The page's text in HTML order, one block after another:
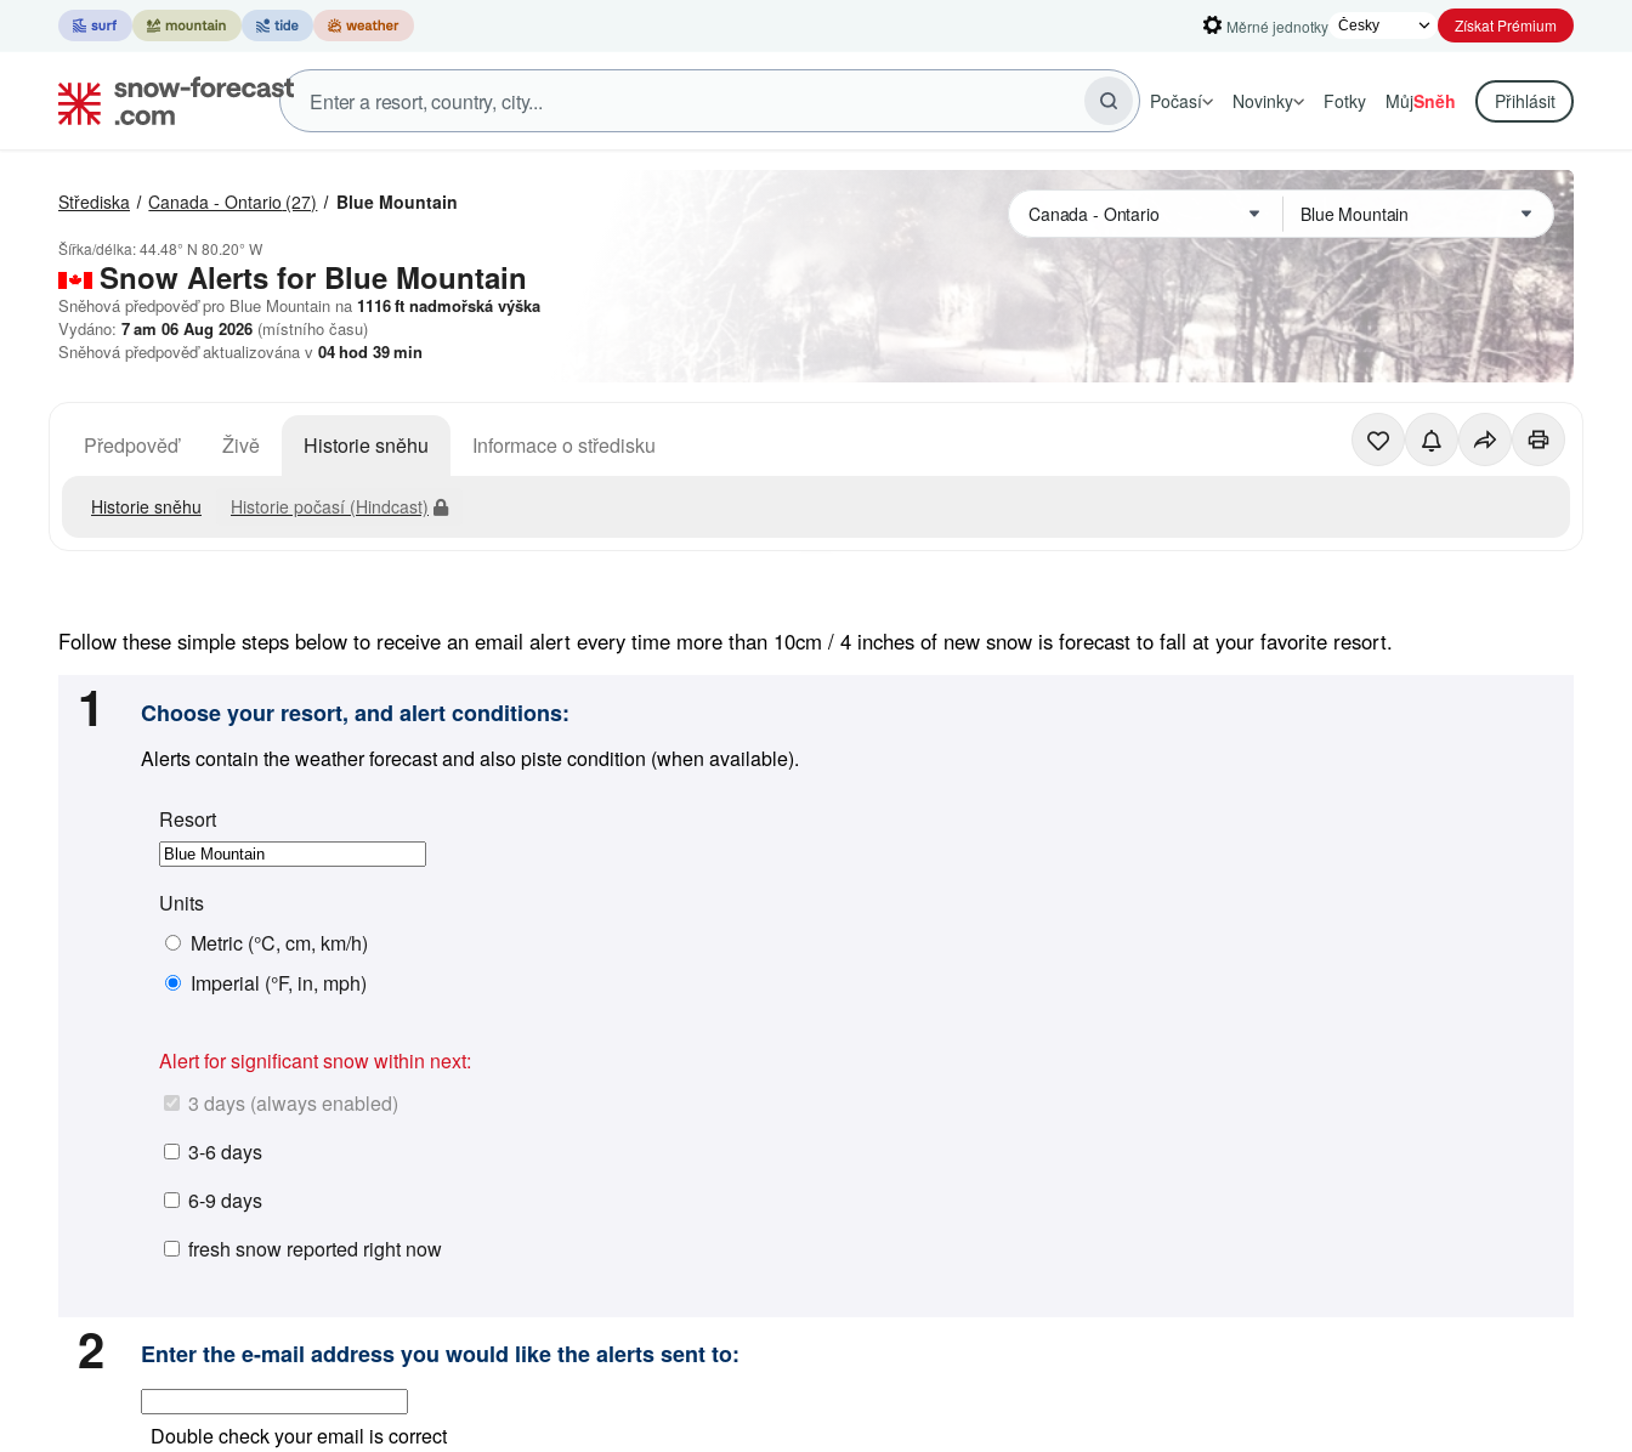
Měrné jednotky Získat Prémium
Počasí Novinky Fotky MůjSněh Přihlásit
Střediska Canada - Ontario (27) Blue Mountain
Šířka/délka:44.48° N 80.20° W
Snow Alerts for Blue Mountain
Sněhová předpověď pro Blue Mountain na 1116ft nadmořská výška
Vydáno: 7 am 06 Aug 2026 (místního času)
Sněhová předpověď aktualizována v 04hod 39min
Předpověď Živě Historie sněhu Informace o středisku
Historie sněhu Historie počasí (Hindcast)
Follow these simple steps below to receive an email alert every time more than 10cm / 4 inches of new snow is forecast to fall at your favorite resort.
1 Choose your resort, and alert conditions:
Alerts contain the weather forecast and also piste condition (when available).
Resort
Units
Metric (°C, cm, km/h)
Imperial (°F, in, mph)
Alert for significant snow within next:
3 days (always enabled)
3-6 days
6-9 days
fresh snow reported right now
2 Enter the e-mail address you would like the alerts sent to:
Double check your email is correct